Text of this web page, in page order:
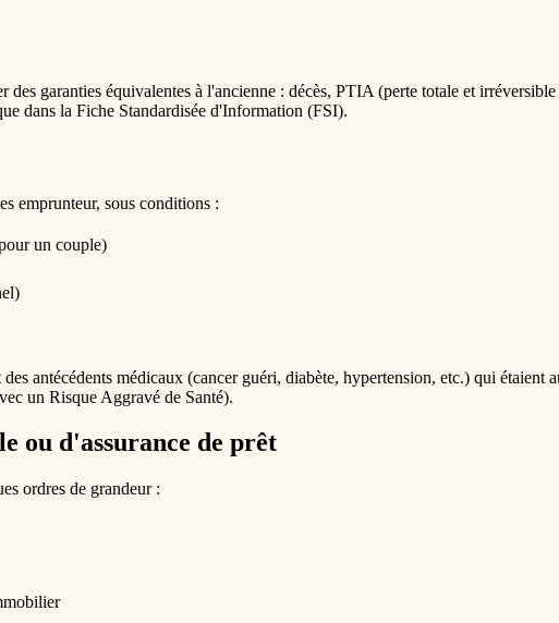
garanties équivalentes à l'ancienne : décès, PTIA (perte totale et
dans la Fiche Standardisée d'Information (FSI).
emprunteur, sous conditions :
un couple)
antécédents médicaux (cancer guéri, diabète, hypertension, etc.) qui étaient
un Risque Aggravé de Santé).
ou d'assurance de prêt
ordres de grandeur :